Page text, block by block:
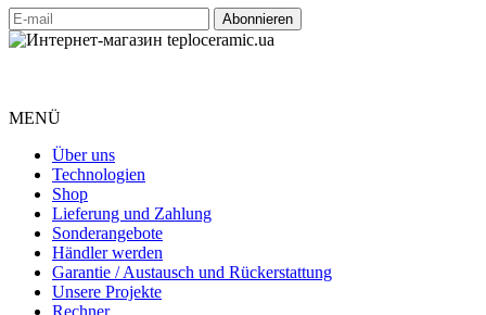
MENÜ
Über uns
Technologien
Shop
Lieferung und Zahlung
Sonderangebote
Händler werden
Garantie / Austausch und Rückerstattung
Unsere Projekte
Rechner